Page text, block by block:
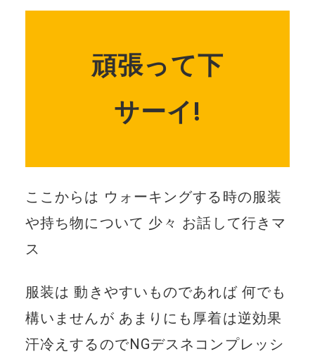
頑張って下
サーイ!
ここからは ウォーキングする時の服装
や持ち物について 少々 お話して行きマ
ス
服装は 動きやすいものであれば 何でも
構いませんが あまりにも厚着は逆効果
汗冷えするのでNGデスネコンプレッシ